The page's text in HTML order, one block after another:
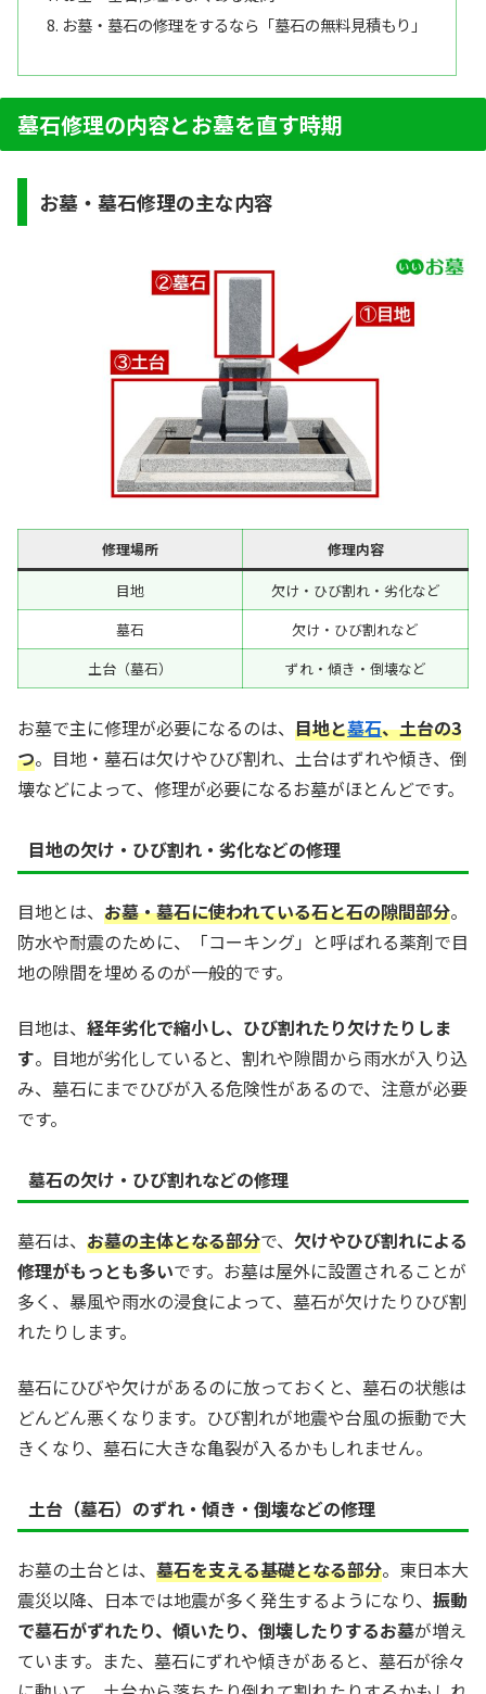
お墓・墓石の修理をするなら「墓石の無料見積もり」
墓石修理の内容とお墓を直す時期
お墓・墓石修理の主な内容
修理場所
修理内容
目地
欠け・ひび割れ・劣化など
墓石
欠け・ひび割れなど
土台（墓石）
ずれ・傾き・倒壊など
お墓で主に修理が必要になるのは、 目地と墓石、土台の3
つ。目地・墓石は欠けやひび割れ、土台はずれや傾き、倒
壊などによって、修理が必要になるお墓がほとんどです。
目地の欠け・ひび割れ・劣化などの修理
目地とは、 お墓・墓石に使われている石と石の隙間部分。
防水や耐震のために、「コーキング」と呼ばれる薬剤で目
地の隙間を埋めるのが一般的です。
目地は、 経年劣化で縮小し、ひび割れたり欠けたりしま
す。目地が劣化していると、割れや隙間から雨水が入り込
み、墓石にまでひびが入る危険性があるので、注意が必要
です。
墓石の欠け・ひび割れなどの修理
墓石は、 お墓の主体となる部分で、 欠けやひび割れによる
修理がもっとも多いです。お墓は屋外に設置されることが
多く、暴風や雨水の浸食によって、墓石が欠けたりひび割
れたりします。
墓石にひびや欠けがあるのに放っておくと、墓石の状態は
どんどん悪くなります。ひび割れが地震や台風の振動で大
きくなり、墓石に大きな亀裂が入るかもしれません。
土台（墓石）のずれ・傾き・倒壊などの修理
お墓の土台とは、 墓石を支える基礎となる部分。東日本大
震災以降、日本では地震が多く発生するようになり、 振動
で墓石がずれたり、傾いたり、倒壊したりするお墓が増え
ています。また、墓石にずれや傾きがあると、墓石が徐々